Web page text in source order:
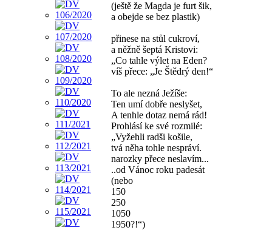
(ještě že Magda je furt šik,
a obejde se bez plastik)
přinese na stůl cukroví,
a něžně šeptá Kristovi:
„Co tahle výlet na Eden?
víš přece: „Je Štědrý den!“
To ale nezná Ježíše:
Ten umí dobře neslyšet,
A tenhle dotaz nemá rád!
Prohlásí ke své rozmilé:
„Vyžehli radši košile,
tvá něha tohle nespráví.
narozky přece neslavím...
..od Vánoc roku padesát
(nebo
150
250
1050
1950?!“)